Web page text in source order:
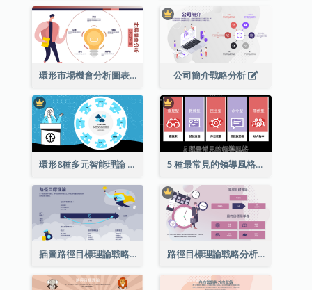
環形市場機會分析圖表 公司簡介戰略分析
環形8種多元智能理論 5 種最常見的領導風格列表
插圖路徑目標理論戰略分析 路徑目標理論戰略分析